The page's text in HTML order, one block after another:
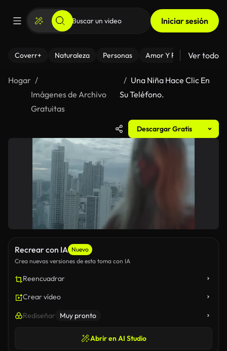
Iniciar sesión
Coverr+ Naturaleza Personas Amor Y Relaciones
Ver todo
Hogar
Imágenes de Archivo
Gratuitas
Una Niña Hace Clic En
Su Teléfono.
Descargar Gratis
Recrear con IA Nuevo
Crea nuevas versiones de esta toma con IA
Reencuadrar
Crear vídeo
Rediseñar Muy pronto
Abrir en AI Studio